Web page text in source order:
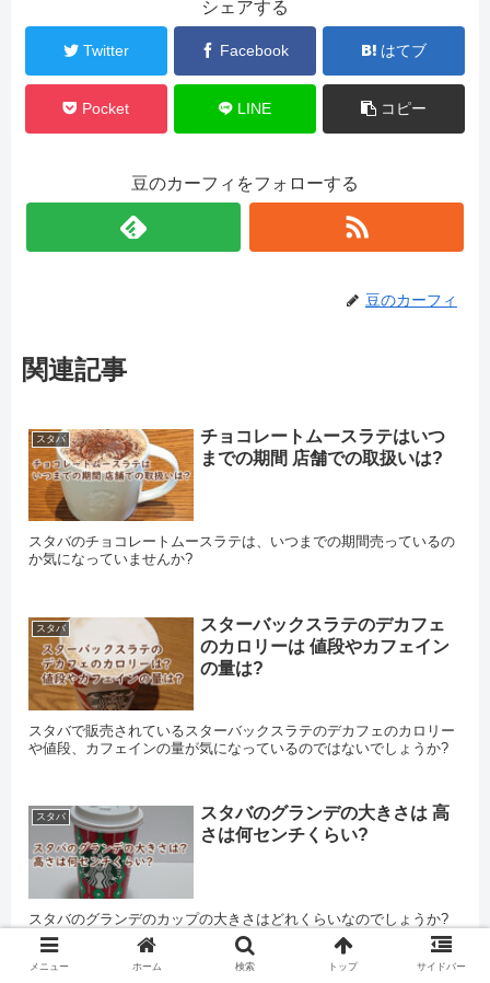
シェアする
Twitter Facebook はてブ
Pocket LINE コピー
豆のカーフィをフォローする
豆のカーフィ
関連記事
スタバ
チョコレートムースラテはいつ
までの期間 店舗での取扱いは?
スタバのチョコレートムースラテは、いつまでの期間売っているの
か気になっていませんか?
スタバ
スターバックスラテのデカフェ
のカロリーは 値段やカフェイン
の量は?
スタバで販売されているスターバックスラテのデカフェのカロリー
や値段、カフェインの量が気になっているのではないでしょうか?
スタバ
スタバのグランデの大きさは 高
さは何センチくらい?
スタバのグランデのカップの大きさはどれくらいなのでしょうか?
メニュー ホーム 検索 トップ サイドバー